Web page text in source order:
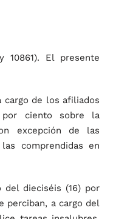
10861). El presente
de los afiliados
por ciento sobre la
excepción de las
comprendidas en
dieciséis (16) por
perciban, a cargo del